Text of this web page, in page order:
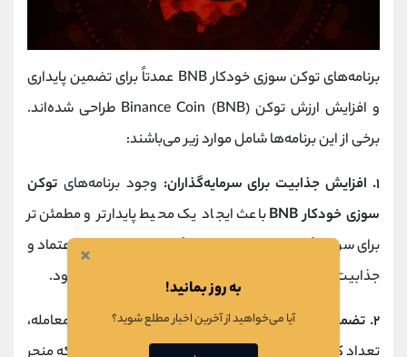
برنامه‌های توکن سوزی خودکار BNB عمدتاً برای تضمین پایداری
و افزایش ارزش توکن Binance Coin (BNB) طراحی شده‌اند.
برخی از این برنامه‌ها شامل موارد زیر می‌باشند:
۱. افزایش جذابیت برای سرمایه‌گذاران:
وجود برنامه‌های توکن
سوزی خودکار BNB
باعث ایجاد یک محیط پایدارتر و مطمئن‌تر
برای سرمایه‌گذاران می‌شود. این ویژگی منجر به افزایش اعتماد و
جذابیت توکن BNB به عنوان یک ابزار سرمایه‌گذاری می‌شود.
۲. تضمین پایداری:
با سوزاندن توکن‌های BNB در هر معامله،
×
به روز بمانید!
آیا می‌خواهید از آخرین اخبار مطلع شوید؟